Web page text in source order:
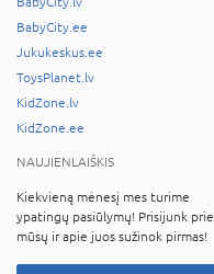
BabyCity.ee
Jukukeskus.ee
ToysPlanet.lv
KidZone.lv
KidZone.ee
NAUJIENLAIŠKIS
Kiekvieną mėnesį mes turime
ypatingų pasiūlymų! Prisijunk prie
mūsų ir apie juos sužinok pirmas!